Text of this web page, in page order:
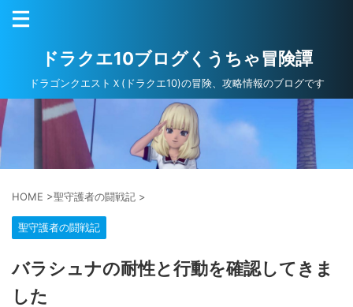
ドラクエ10ブログくうちゃ冒険譚
ドラゴンクエストＸ(ドラクエ10)の冒険、攻略情報のブログです
HOME >聖守護者の闘戦記 >
聖守護者の闘戦記
バラシュナの耐性と行動を確認してきま
した